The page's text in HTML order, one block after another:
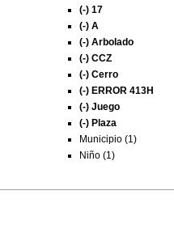
(-) 17
(-) A
(-) Arbolado
(-) CCZ
(-) Cerro
(-) ERROR 413H
(-) Juego
(-) Plaza
Municipio (1)
Niño (1)